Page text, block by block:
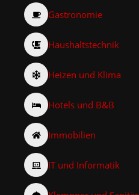
Gastronomie
Haushaltstechnik
Heizen und Klima
Hotels und B&B
Immobilien
IT und Informatik